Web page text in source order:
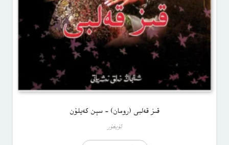
قىز قەلبى (رومان) – سېن كەيلۇن
ئۇيغۇر